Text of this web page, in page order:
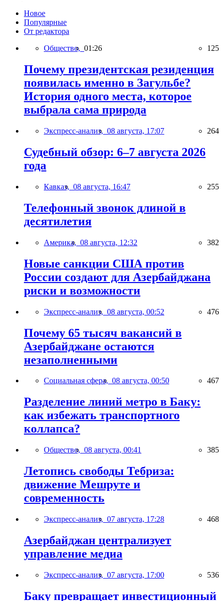
Новое
Популярные
От редактора
Общество, 01:26 125
Почему президентская резиденция
появилась именно в Загульбе?
История одного места, которое
выбрала сама природа
Экспресс-анализ, 08 августа, 17:07 264
Судебный обзор: 6–7 августа 2026
года
Кавказ, 08 августа, 16:47 255
Телефонный звонок длиной в
десятилетия
Америка, 08 августа, 12:32 382
Новые санкции США против
России создают для Азербайджана
риски и возможности
Экспресс-анализ, 08 августа, 00:52 476
Почему 65 тысяч вакансий в
Азербайджане остаются
незаполненными
Социальная сфера, 08 августа, 00:50 467
Разделение линий метро в Баку:
как избежать транспортного
коллапса?
Общество, 08 августа, 00:41 385
Летопись свободы Тебриза:
движение Мешруте и
современность
Экспресс-анализ, 07 августа, 17:28 468
Азербайджан централизует
управление медиа
Экспресс-анализ, 07 августа, 17:00 536
Баку превращает инвестиционный